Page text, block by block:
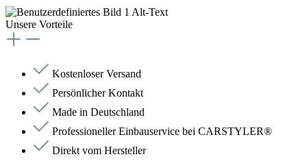
Unsere Vorteile
Kostenloser Versand
Persönlicher Kontakt
Made in Deutschland
Professioneller Einbauservice bei CARSTYLER®
Direkt vom Hersteller